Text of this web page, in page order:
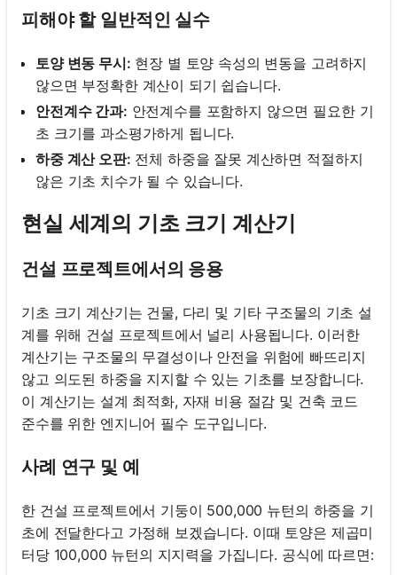
피해야 할 일반적인 실수
토양 변동 무시: 현장 별 토양 속성의 변동을 고려하지
않으면 부정확한 계산이 되기 쉽습니다.
안전계수 간과: 안전계수를 포함하지 않으면 필요한 기
초 크기를 과소평가하게 됩니다.
하중 계산 오판: 전체 하중을 잘못 계산하면 적절하지
않은 기초 치수가 될 수 있습니다.
현실 세계의 기초 크기 계산기
건설 프로젝트에서의 응용
기초 크기 계산기는 건물, 다리 및 기타 구조물의 기초 설
계를 위해 건설 프로젝트에서 널리 사용됩니다. 이러한
계산기는 구조물의 무결성이나 안전을 위험에 빠뜨리지
않고 의도된 하중을 지지할 수 있는 기초를 보장합니다.
이 계산기는 설계 최적화, 자재 비용 절감 및 건축 코드
준수를 위한 엔지니어 필수 도구입니다.
사례 연구 및 예
한 건설 프로젝트에서 기둥이 500,000 뉴턴의 하중을 기
초에 전달한다고 가정해 보겠습니다. 이때 토양은 제곱미
터당 100,000 뉴턴의 지지력을 가집니다. 공식에 따르면: